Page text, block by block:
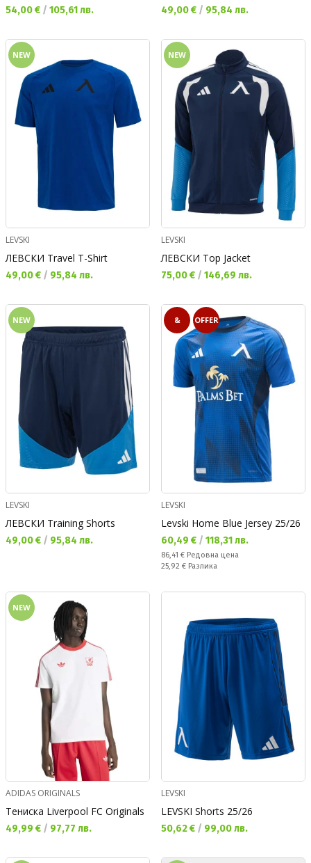
Текуща цена:
54,00 € / 105,61 лв. Текуща цена:
49,00 € / 95,84 лв.
NEW
LEVSKI
ЛЕВСКИ Travel T-Shirt
Текуща цена:
49,00 € / 95,84 лв.
NEW
LEVSKI
ЛЕВСКИ Top Jacket
Текуща цена:
75,00 € / 146,69 лв.
NEW
LEVSKI
ЛЕВСКИ Training Shorts
Текуща цена:
49,00 € / 95,84 лв.
& OFFER
LEVSKI
Levski Home Blue Jersey 25/26
Текуща цена:
60,49 € / 118,31 лв.
Редовна цена:
86,41 € Редовна цена
Спестявате:
25,92 € Разлика
NEW
ADIDAS ORIGINALS
Тениска Liverpool FC Originals
Текуща цена:
49,99 € / 97,77 лв.
LEVSKI
LEVSKI Shorts 25/26
Текуща цена:
50,62 € / 99,00 лв.